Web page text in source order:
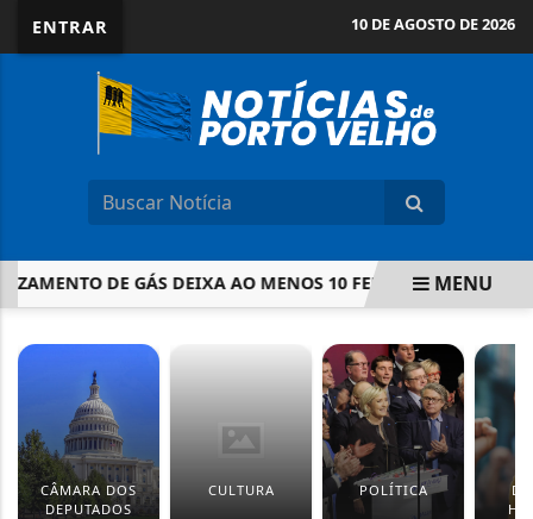
ENTRAR 10 DE AGOSTO DE 2026
DE GÁS DEIXA AO MENOS 10 FERIDOS EM SÃO PAULO
MENU
CÂMARA DOS
DEPUTADOS
CULTURA POLÍTICA